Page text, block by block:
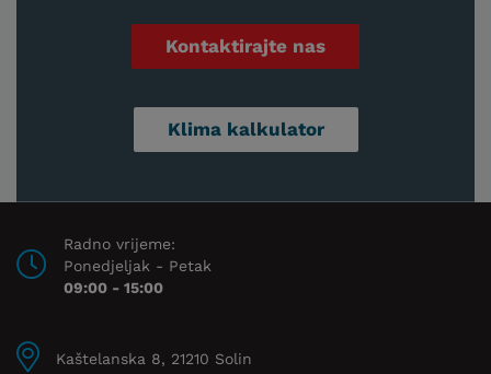
Kontaktirajte nas
Klima kalkulator
Radno vrijeme:
Ponedjeljak - Petak
09:00 - 15:00
Kaštelanska 8, 21210 Solin